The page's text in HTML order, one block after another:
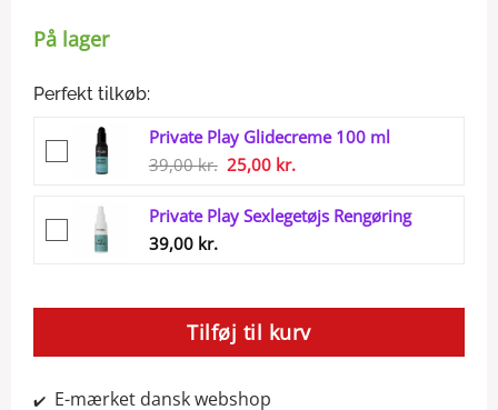
På lager
Perfekt tilkøb:
Private Play Glidecreme 100 ml
39,00kr. Den
pris
25,00 kr.Den
pris
Private Play Sexlegetøjs Rengøring
39,00 kr.
Tilføj til kurv
✔️E-mærket dansk webshop